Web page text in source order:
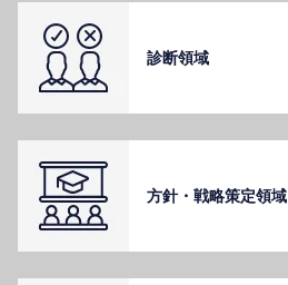
診断領域
⽅針・戦略策定領域